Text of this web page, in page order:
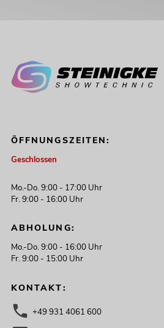
ÖFFNUNGSZEITEN:
Geschlossen
Mo.-Do. 9:00 - 17:00 Uhr
Fr. 9:00 - 16:00 Uhr
ABHOLUNG:
Mo.-Do. 9:00 - 16:00 Uhr
Fr. 9:00 - 15:00 Uhr
KONTAKT:
+49 931 4061 600